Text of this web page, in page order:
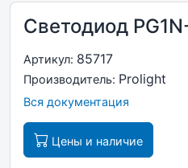
Светодиод
Артикул: 85717
Производитель: Prolight
Вся документация
Цены и наличие